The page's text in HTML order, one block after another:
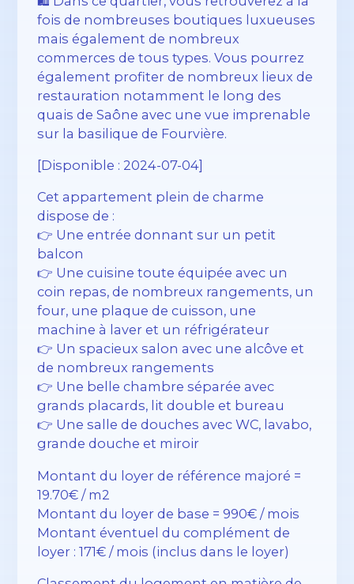
fois de nombreuses boutiques luxueuses
mais également de nombreux
commerces de tous types. Vous pourrez
également profiter de nombreux lieux de
restauration notamment le long des
quais de Saône avec une vue imprenable
sur la basilique de Fourvière.
[Disponible : 2024-07-04]
Cet appartement plein de charme
dispose de :
👉 Une entrée donnant sur un petit
balcon
👉 Une cuisine toute équipée avec un
coin repas, de nombreux rangements, un
four, une plaque de cuisson, une
machine à laver et un réfrigérateur
👉 Un spacieux salon avec une alcôve et
de nombreux rangements
👉 Une belle chambre séparée avec
grands placards, lit double et bureau
👉 Une salle de douches avec WC, lavabo,
grande douche et miroir
Montant du loyer de référence majoré =
19.70€ / m2
Montant du loyer de base = 990€ / mois
Montant éventuel du complément de
loyer : 171€ / mois (inclus dans le loyer)